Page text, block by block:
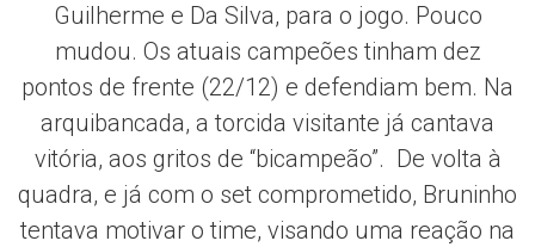
Guilherme e Da Silva, para o jogo. Pouco
mudou. Os atuais campeões tinham dez
pontos de frente (22/12) e defendiam bem. Na
arquibancada, a torcida visitante já cantava
vitória, aos gritos de “bicampeão”. De volta à
quadra, e já com o set comprometido, Bruninho
tentava motivar o time, visando uma reação na